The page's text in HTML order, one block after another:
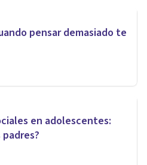
pensar demasiado te
en adolescentes: